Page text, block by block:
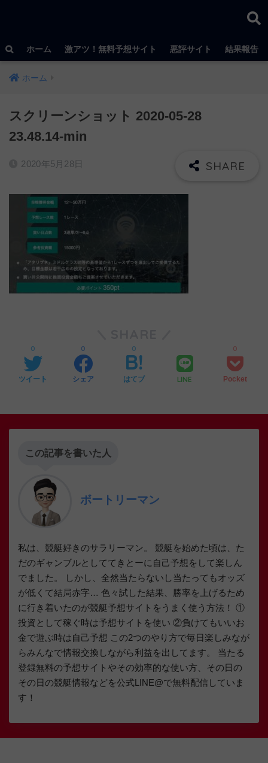
ホーム 激アツ！無料予想サイト 悪評サイト 結果報告
ホーム
スクリーンショット 2020-05-28
23.48.14-min
2020年5月28日
ツイート
0
シェア
0
はてブ
0
LINE Pocket
0
この記事を書いた人
ボートリーマン
私は、競艇好きのサラリーマン。 競艇を始めた頃は、た
だのギャンブルとしててきとーに自己予想をして楽しん
でました。 しかし、全然当たらないし当たってもオッズ
が低くて結局赤字… 色々試した結果、勝率を上げるため
に行き着いたのが競艇予想サイトをうまく使う方法！ ①
投資として稼ぐ時は予想サイトを使い ②負けてもいいお
金で遊ぶ時は自己予想 この2つのやり方で毎日楽しみなが
らみんなで情報交換しながら利益を出してます。 当たる
登録無料の予想サイトやその効率的な使い方、その日の
その日の競艇情報などを公式LINE@で無料配信していま
す！